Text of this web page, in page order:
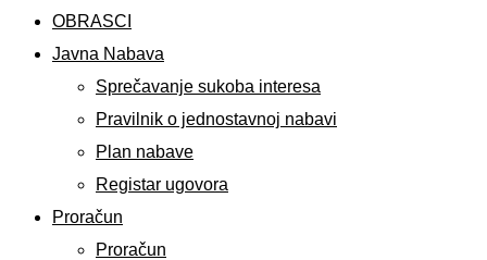
OBRASCI
Javna Nabava
Sprečavanje sukoba interesa
Pravilnik o jednostavnoj nabavi
Plan nabave
Registar ugovora
Proračun
Proračun